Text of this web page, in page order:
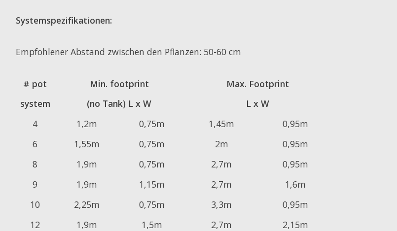
Systemspezifikationen:
Empfohlener Abstand zwischen den Pflanzen: 50-60 cm
# pot
system
Min. footprint
(no Tank) L x W
Max. Footprint
L x W
4
1,2m 0,75m 1,45m
0,95m
6
1,55m 0,75m 2m
0,95m
8
1,9m 0,75m 2,7m
0,95m
9
1,9m 1,15m 2,7m
1,6m
10
2,25m 0,75m 3,3m
0,95m
12
1,9m 1,5m 2,7m
2,15m